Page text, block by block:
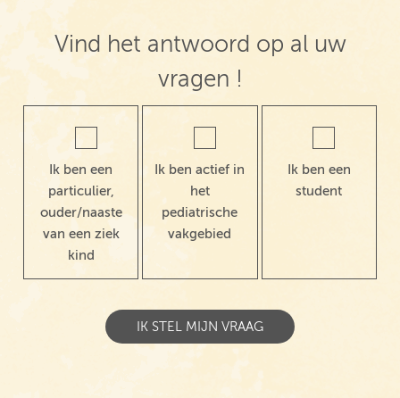
Vind het antwoord op al uw
vragen !
Ik ben een
particulier,
ouder/naaste
van een ziek
kind
Ik ben actief in
het
pediatrische
vakgebied
Ik ben een
student